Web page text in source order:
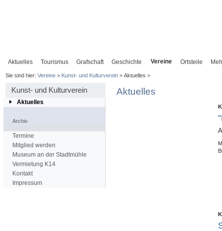
Aktuelles Tourismus Grafschaft Geschichte Vereine Ortsteile
Sie sind hier: Vereine> Kunst- und Kulturverein> Aktuelles >
Kunst- und Kulturverein
Aktuelles
Archiv
Termine
Mitglied werden
Museum an der Stadtmühle
Vermietung K14
Kontakt
Impressum
Aktuelles